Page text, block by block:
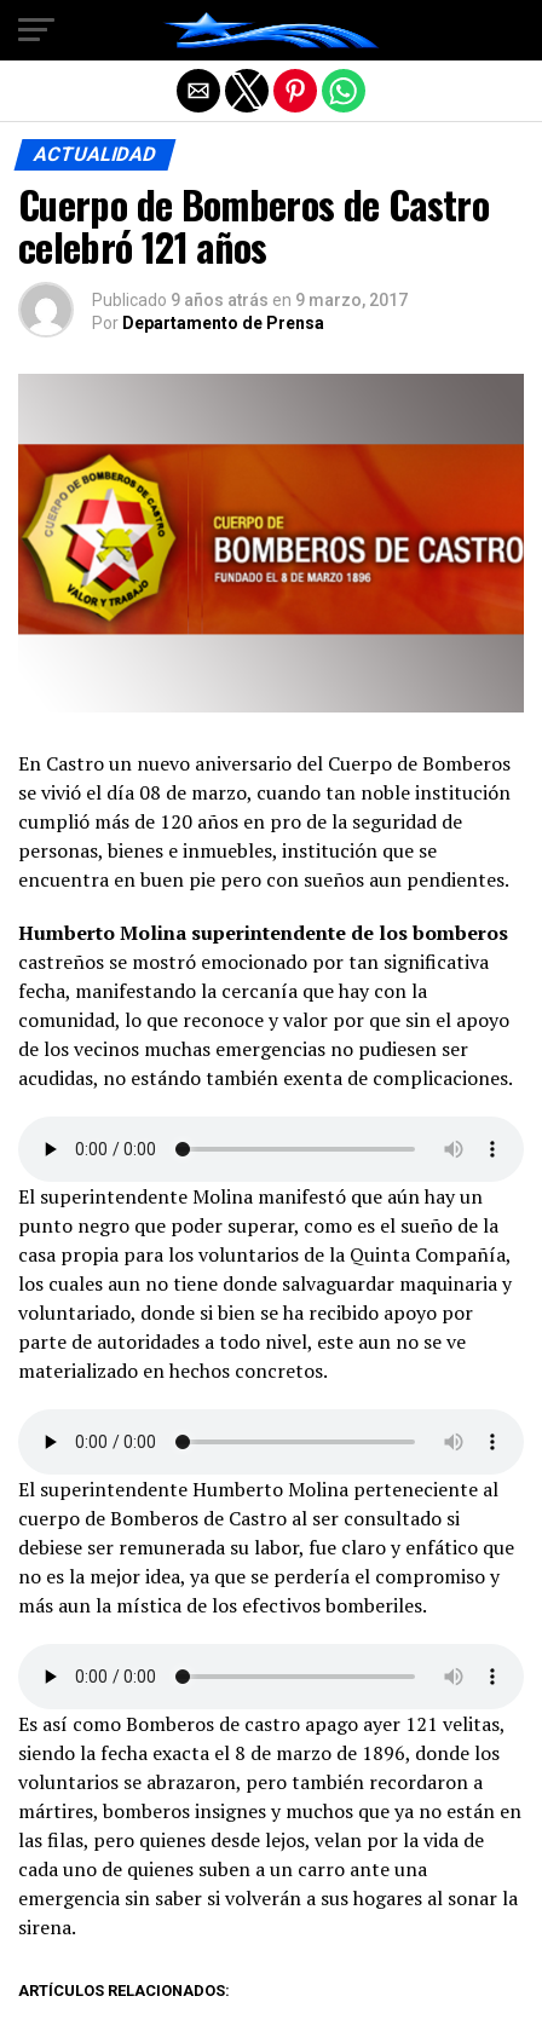
ACTUALIDAD
Cuerpo de Bomberos de Castro
celebró 121 años
Publicado 9 años atrás en 9 marzo, 2017
Por Departamento de Prensa
En Castro un nuevo aniversario del Cuerpo de Bomberos
se vivió el día 08 de marzo, cuando tan noble institución
cumplió más de 120 años en pro de la seguridad de
personas, bienes e inmuebles, institución que se
encuentra en buen pie pero con sueños aun pendientes.
Humberto Molina superintendente de los bomberos
castreños se mostró emocionado por tan significativa
fecha, manifestando la cercanía que hay con la
comunidad, lo que reconoce y valor por que sin el apoyo
de los vecinos muchas emergencias no pudiesen ser
acudidas, no estándo también exenta de complicaciones.
El superintendente Molina manifestó que aún hay un
punto negro que poder superar, como es el sueño de la
casa propia para los voluntarios de la Quinta Compañía,
los cuales aun no tiene donde salvaguardar maquinaria y
voluntariado, donde si bien se ha recibido apoyo por
parte de autoridades a todo nivel, este aun no se ve
materializado en hechos concretos.
El superintendente Humberto Molina perteneciente al
cuerpo de Bomberos de Castro al ser consultado si
debiese ser remunerada su labor, fue claro y enfático que
no es la mejor idea, ya que se perdería el compromiso y
más aun la mística de los efectivos bomberiles.
Es así como Bomberos de castro apago ayer 121 velitas,
siendo la fecha exacta el 8 de marzo de 1896, donde los
voluntarios se abrazaron, pero también recordaron a
mártires, bomberos insignes y muchos que ya no están en
las filas, pero quienes desde lejos, velan por la vida de
cada uno de quienes suben a un carro ante una
emergencia sin saber si volverán a sus hogares al sonar la
sirena.
ARTÍCULOS RELACIONADOS:
Salir de la versión móvil